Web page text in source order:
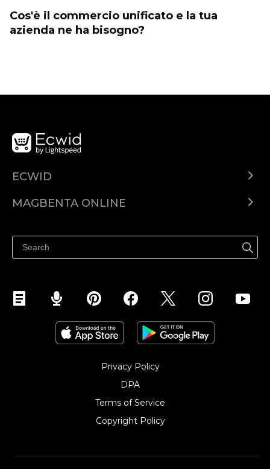
Cos'è il commercio unificato e la tua
azienda ne ha bisogno?
ECWID
Help center
MAGBENTA ONLINE
Ibenta sa Facebook
Privacy Policy
DPA
Terms of Service
Copyright Policy‎